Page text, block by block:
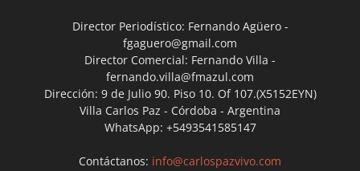
Director Periodístico: Fernando Agüero -
fgaguero@gmail.com
Director Comercial: Fernando Villa -
fernando.villa@fmazul.com
Dirección: 9 de Julio 90. Piso 10. Of 107.(X5152EYN)
Villa Carlos Paz - Córdoba - Argentina
WhatsApp: +5493541585147
Contáctanos: info@carlospazvivo.com